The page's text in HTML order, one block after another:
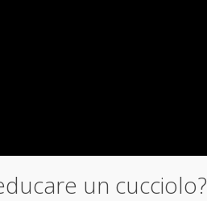
un cucciolo?